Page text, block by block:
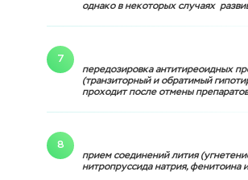
однако в некоторых случаях
передозировка антитиреоидных
(транзиторный и обратимый
проходит после отмены
прием соединений лития
нитропруссида натрия, фенитоина